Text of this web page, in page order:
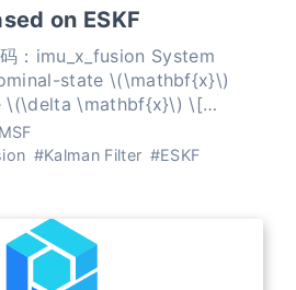
on ESKF
state \(\mathbf{x}\)
\(\delta \mathbf{x}\) \[
\mathbf{p} \\
MSF
#Kalman Filter #ESKF